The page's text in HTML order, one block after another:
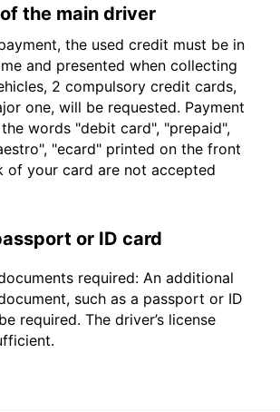
the main driver
the used credit must be in
and presented when collecting
2 compulsory credit cards,
one, will be requested. Payment
words "debit card", "prepaid",
"ecard" printed on the front
of your card are not accepted
or ID card
required: An additional
such as a passport or ID
required. The driver’s license